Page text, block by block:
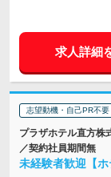
求人詳細
志望動機・自己PR不要
プラザホテル直方株
／契約社員期間無
未経験者歓迎【